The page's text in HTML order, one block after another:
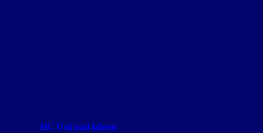
HC Ústí nad labem